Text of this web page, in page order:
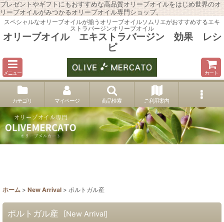
プレゼントやギフトにもおすすめな高品質オリーブオイルをはじめ世界のオ
リーブオイルがみつかるオリーブオイル専門ショップ。
スペシャルなオリーブオイルが揃うオリーブオイルソムリエがおすすめするエキ
ストラバージンオリーブオイル
オリーブオイル エキストラバージン 効果 レシ
ピ
メニュー カート
カテゴリ マイページ 商品検索 ご利用案内
ホーム > New Arrival > ポルトガル産
ポルトガル産 [New Arrival]